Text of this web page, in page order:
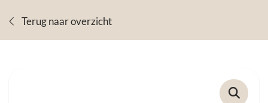
Terug naar overzicht